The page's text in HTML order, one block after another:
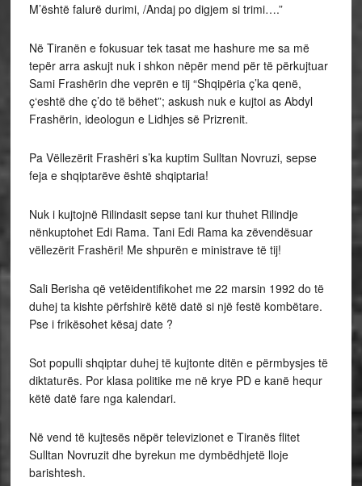
M’është falurë durimi, /Andaj po digjem si trimi….”
Në Tiranën e fokusuar tek tasat me hashure me sa më
tepër arra askujt nuk i shkon nëpër mend për të përkujtuar
Sami Frashërin dhe veprën e tij “Shqipëria ç’ka qenë,
ç‘eshtë dhe ç’do të bëhet”; askush nuk e kujtoi as Abdyl
Frashërin, ideologun e Lidhjes së Prizrenit.
Pa Vëllezërit Frashëri s’ka kuptim Sulltan Novruzi, sepse
feja e shqiptarëve është shqiptaria!
Nuk i kujtojnë Rilindasit sepse tani kur thuhet Rilindje
nënkuptohet Edi Rama. Tani Edi Rama ka zëvendësuar
vëllezërit Frashëri! Me shpurën e ministrave të tij!
Sali Berisha që vetëidentifikohet me 22 marsin 1992 do të
duhej ta kishte përfshirë këtë datë si një festë kombëtare.
Pse i frikësohet kësaj date ?
Sot populli shqiptar duhej të kujtonte ditën e përmbysjes të
diktaturës. Por klasa politike me në krye PD e kanë hequr
këtë datë fare nga kalendari.
Në vend të kujtesës nëpër televizionet e Tiranës flitet
Sulltan Novruzit dhe byrekun me dymbëdhjetë lloje
barishtesh.